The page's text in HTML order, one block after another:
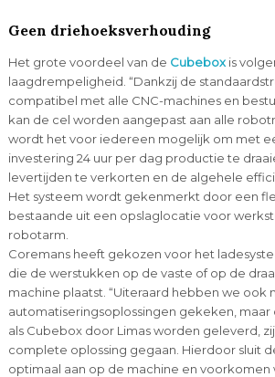
Geen driehoeksverhouding
Het grote voordeel van de Cubeboxis
laagdrempeligheid. “Dankzij de
compatibel met alle CNC-machines en
kan de cel worden aangepast aan alle
wordt het voor iedereen mogelijk om met
investering 24 uur per dag productie te
levertijden te verkorten en de algehele
Het systeem wordt gekenmerkt door een
bestaande uit een opslaglocatie voor
robotarm.
Coremans heeft gekozen voor het
die de werstukken op de vaste of op de
machine plaatst. “Uiteraard hebben we ook
automatiseringsoplossingen gekeken,
als Cubebox door Limas worden geleverd,
complete oplossing gegaan. Hierdoor sluit
optimaal aan op de machine en voorkomen